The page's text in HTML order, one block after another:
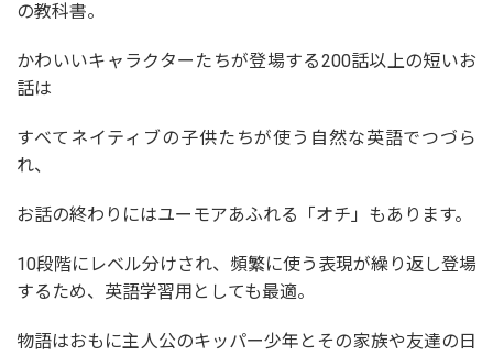
の教科書。
かわいいキャラクターたちが登場する200話以上の短いお
話は
すべてネイティブの子供たちが使う自然な英語でつづら
れ、
お話の終わりにはユーモアあふれる「オチ」もあります。
10段階にレベル分けされ、頻繁に使う表現が繰り返し登場
するため、英語学習用としても最適。
物語はおもに主人公のキッパー少年とその家族や友達の日